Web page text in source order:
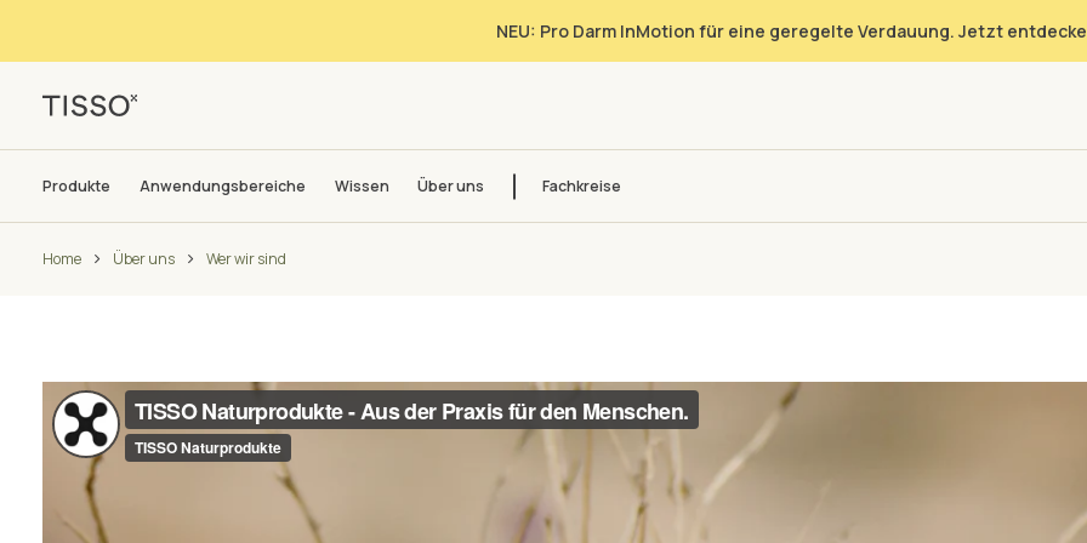
NEU: Pro Darm InMotion für eine geregelte Verdauung. Jetzt
Produkte Anwendungsbereiche Wissen Über uns Fachkreise
Home Über uns Wer wir sind